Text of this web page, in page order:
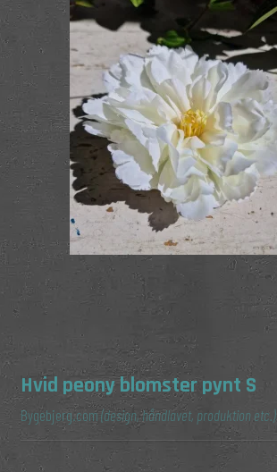
Hvid peony blomster pynt S
Bygebjerg.com(design, håndlavet, produktion etc.)